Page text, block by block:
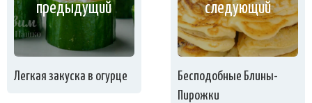
предыдущий
Легкая закуска в огурце
следующий
Бесподобные Блины-
Пирожки